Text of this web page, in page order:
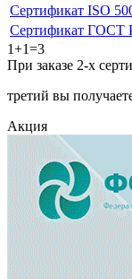
Сертификат ISO
Сертификат ГОСТ
1+1=3
При заказе 2-х
третий вы
Акция